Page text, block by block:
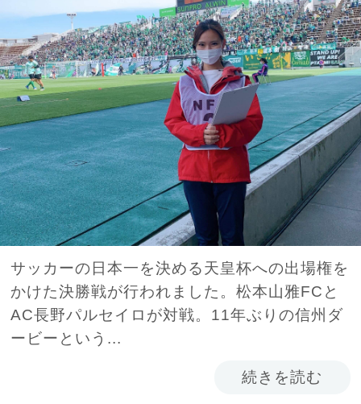
サッカーの日本一を決める天皇杯への出場権を
かけた決勝戦が行われました。松本山雅FCと
AC長野パルセイロが対戦。11年ぶりの信州ダ
ービーという...
続きを読む